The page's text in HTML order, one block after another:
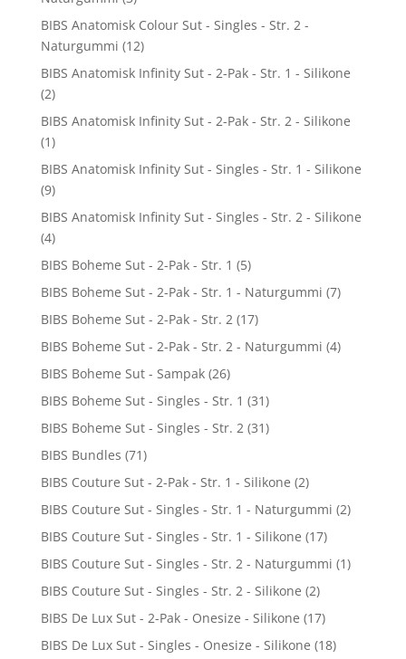
BIBS Anatomisk Colour Sut - Singles - Str. 2 -
Naturgummi (12)
BIBS Anatomisk Infinity Sut - 2-Pak - Str. 1 - Silikone
(2)
BIBS Anatomisk Infinity Sut - 2-Pak - Str. 2 - Silikone
(1)
BIBS Anatomisk Infinity Sut - Singles - Str. 1 - Silikone
(9)
BIBS Anatomisk Infinity Sut - Singles - Str. 2 - Silikone
(4)
BIBS Boheme Sut - 2-Pak - Str. 1 (5)
BIBS Boheme Sut - 2-Pak - Str. 1 - Naturgummi (7)
BIBS Boheme Sut - 2-Pak - Str. 2 (17)
BIBS Boheme Sut - 2-Pak - Str. 2 - Naturgummi (4)
BIBS Boheme Sut - Sampak (26)
BIBS Boheme Sut - Singles - Str. 1 (31)
BIBS Boheme Sut - Singles - Str. 2 (31)
BIBS Bundles (71)
BIBS Couture Sut - 2-Pak - Str. 1 - Silikone (2)
BIBS Couture Sut - Singles - Str. 1 - Naturgummi (2)
BIBS Couture Sut - Singles - Str. 1 - Silikone (17)
BIBS Couture Sut - Singles - Str. 2 - Naturgummi (1)
BIBS Couture Sut - Singles - Str. 2 - Silikone (2)
BIBS De Lux Sut - 2-Pak - Onesize - Silikone (17)
BIBS De Lux Sut - Singles - Onesize - Silikone (18)